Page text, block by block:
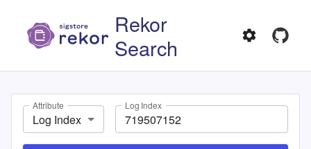
Rekor
Search
Attribute
Log Index
Log Index